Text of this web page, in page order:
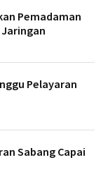
Pemadaman
Pelayaran
Sabang Capai